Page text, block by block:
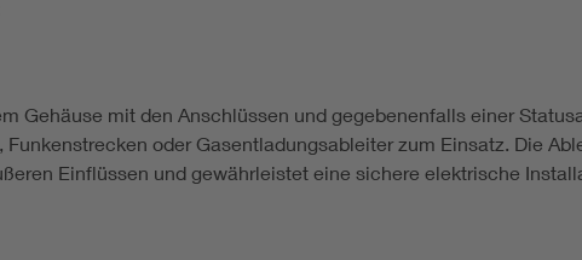
Gehäuse mit den Anschlüssen und gegebenenfalls einer
oder Gasentladungsableiter zum Einsatz. Die
Einflüssen und gewährleistet eine sichere elektrische